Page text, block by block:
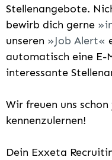
Stellenangebote.
bewirb dich gerne
unseren
Job Alert
automatisch eine E-
interessante
Wir freuen uns
kennenzulernen!
Dein Exxeta